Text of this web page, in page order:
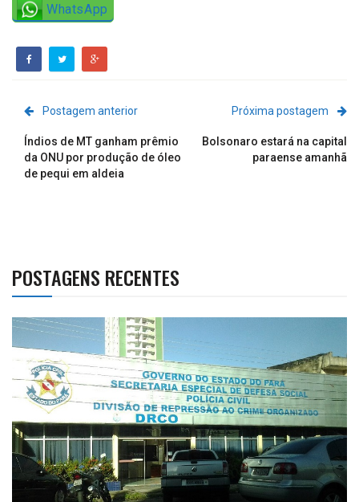
WhatsApp
Postagem anterior
Índios de MT ganham prêmio
da ONU por produção de óleo
de pequi em aldeia
Próxima postagem
Bolsonaro estará na capital
paraense amanhã
POSTAGENS RECENTES